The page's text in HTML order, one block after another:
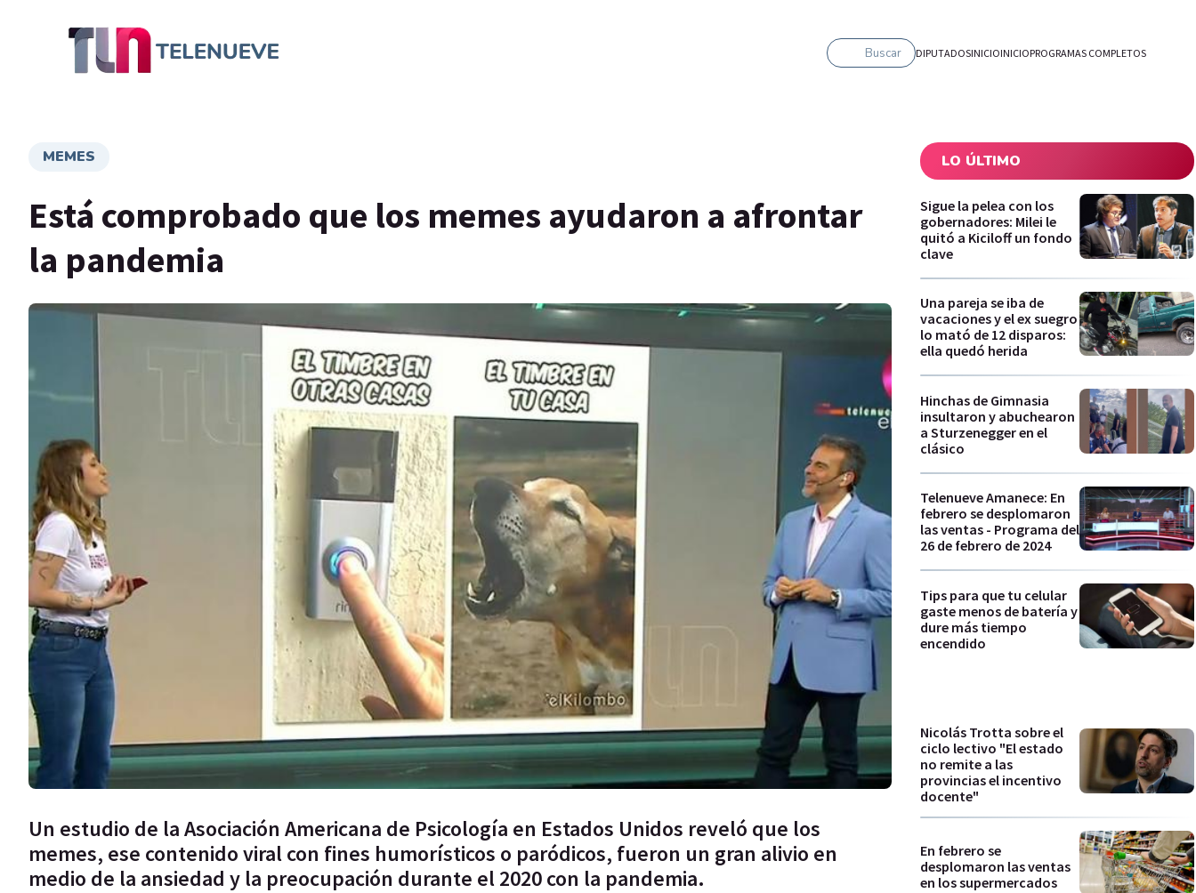
Buscar DIPUTADOSINICIOINICIOPROGRAMAS COMPLETOS
MEMES
Está comprobado que los memes ayudaron a afrontar
la pandemia
Un estudio de la Asociación Americana de Psicología en Estados Unidos reveló que los
memes, ese contenido viral con fines humorísticos o paródicos, fueron un gran alivio en
medio de la ansiedad y la preocupación durante el 2020 con la pandemia.
LO ÚLTIMO
Sigue la pelea con los
gobernadores: Milei le
quitó a Kiciloff un fondo
clave
Una pareja se iba de
vacaciones y el ex suegro
lo mató de 12 disparos:
ella quedó herida
Hinchas de Gimnasia
insultaron y abuchearon
a Sturzenegger en el
clásico
Telenueve Amanece: En
febrero se desplomaron
las ventas - Programa del
26 de febrero de 2024
Tips para que tu celular
gaste menos de batería y
dure más tiempo
encendido
Nicolás Trotta sobre el
ciclo lectivo "El estado
no remite a las
provincias el incentivo
docente"
En febrero se
desplomaron las ventas
en los supermercados